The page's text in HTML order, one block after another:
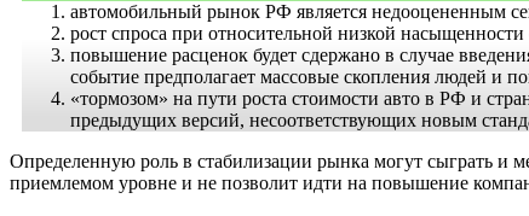
автомобильный рынок РФ является недооцененным
рост спроса при относительной низкой
повышение расценок будет сдержано в случае
событие предполагает массовые скопления людей и
«тормозом» на пути роста стоимости авто в РФ и
предыдущих версий, несоответствующих новым
Определенную роль в стабилизации рынка могут сыграть и
приемлемом уровне и не позволит идти на повышение